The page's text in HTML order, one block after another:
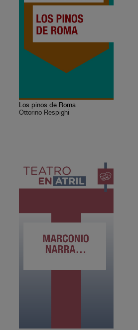
Los pinos de Roma
Ottorino Respighi